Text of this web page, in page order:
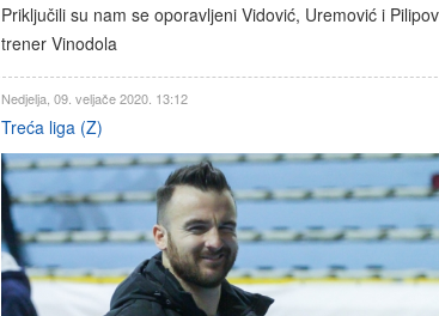
Priključili su nam se oporavljeni Vidović, Uremović i
trener Vinodola
Nedjelja, 09. veljače 2020. 13:12
Treća liga (Z)